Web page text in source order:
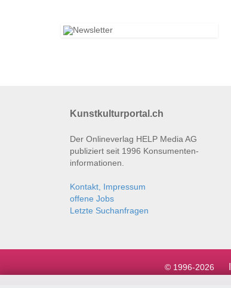
Kunstkulturportal.ch
Der Onlineverlag HELP Media AG
publiziert seit 1996 Konsumenten­
informationen.
Kontakt, Impressum
offene Jobs
Letzte Suchanfragen
© 1996-2026